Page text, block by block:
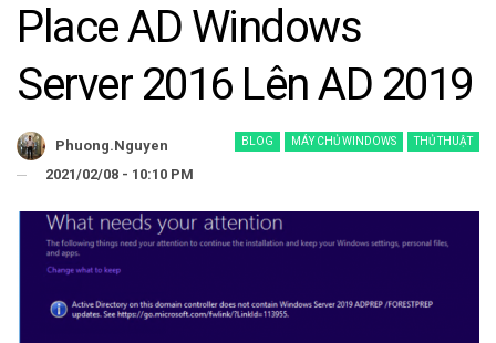
Place AD Windows
Server 2016 Lên AD 2019
BLOG MÁY CHỦ WINDOWS THỦ THUẬT
Phuong.nguyen
2021/02/08 - 10:10 PM